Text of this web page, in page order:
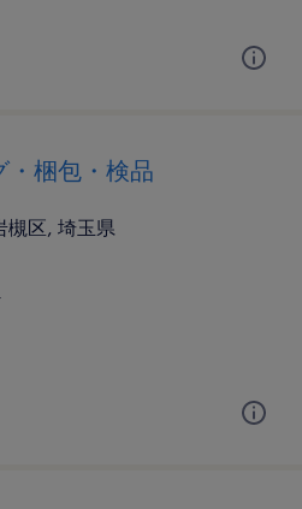
・梱包・検品
槻区, 埼玉県